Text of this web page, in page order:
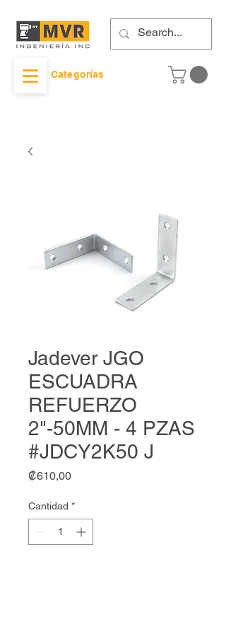
Categorías
Jadever JGO
ESCUADRA
REFUERZO
2"-50MM - 4 PZAS
#JDCY2K50 J
₡610,00Precio
Cantidad *